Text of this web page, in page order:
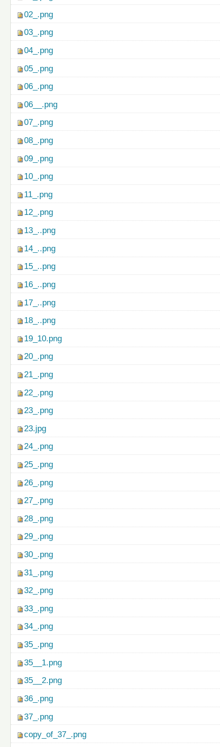
02_.png
03_.png
04_.png
05_.png
06_.png
06__.png
07_.png
08_.png
09_.png
10_.png
11_.png
12_.png
13_..png
14_..png
15_..png
16_..png
17_..png
18_..png
19_10.png
20_.png
21_.png
22_.png
23_.png
23.jpg
24_.png
25_.png
26_.png
27_.png
28_.png
29_.png
30_.png
31_.png
32_.png
33_.png
34_.png
35_.png
35__1.png
35__2.png
36_.png
37_.png
copy_of_37_.png